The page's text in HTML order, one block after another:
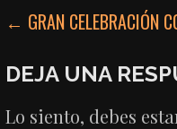
DE
ENTRADAS
← GRAN CELEBRACIÓN
DEJA UNA
Lo siento, debes